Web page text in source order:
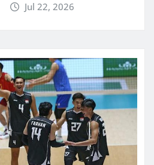
Jul 22, 2026